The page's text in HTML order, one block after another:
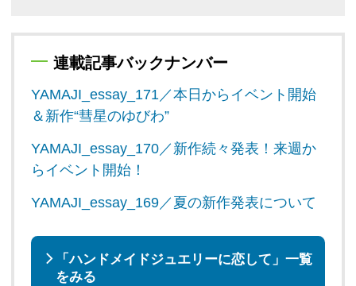
連載記事バックナンバー
YAMAJI_essay_171／本日からイベント開始
＆新作“彗星のゆびわ”
YAMAJI_essay_170／新作続々発表！来週か
らイベント開始！
YAMAJI_essay_169／夏の新作発表について
「ハンドメイドジュエリーに恋して」一覧
をみる